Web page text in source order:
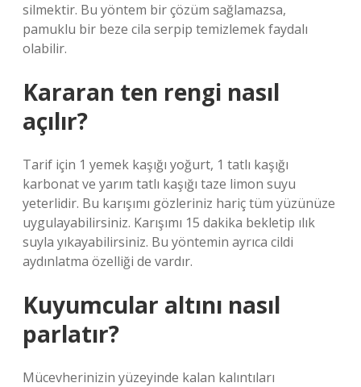
silmektir. Bu yöntem bir çözüm sağlamazsa,
pamuklu bir beze cila serpip temizlemek faydalı
olabilir.
Kararan ten rengi nasıl
açılır?
Tarif için 1 yemek kaşığı yoğurt, 1 tatlı kaşığı
karbonat ve yarım tatlı kaşığı taze limon suyu
yeterlidir. Bu karışımı gözleriniz hariç tüm yüzünüze
uygulayabilirsiniz. Karışımı 15 dakika bekletip ılık
suyla yıkayabilirsiniz. Bu yöntemin ayrıca cildi
aydınlatma özelliği de vardır.
Kuyumcular altını nasıl
parlatır?
Mücevherinizin yüzeyinde kalan kalıntıları